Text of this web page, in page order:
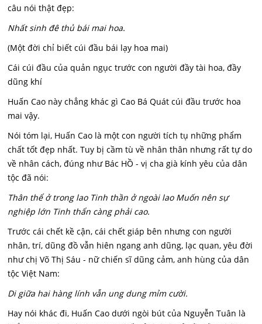
câu nói thật đẹp:
Nhất sinh đê thủ bái mai hoa.
(Một đời chỉ biết cúi đầu bái lạy hoa mai)
Cái cúi đầu của quản ngục trước con người đầy tài hoa, đầy
dũng khí
Huấn Cao này chẳng khác gì Cao Bá Quát cúi đầu trước hoa
mai vậy.
Nói tóm lại, Huấn Cao là một con người tích tụ những phẩm
chất tốt đẹp nhất. Tuy bị cầm tù về nhân thân nhưng rất tự do
về nhân cách, đúng như Bác HỒ - vị cha già kính yêu của dân
tộc đã nói:
Thân thể ở trong lao Tinh thần ở ngoài lao Muốn nên sự
nghiệp lớn Tinh thẩn càng phải cao.
Trước cái chết kề cận, cái chết giáp bên nhưng con người
nhân, trí, dũng đồ vẫn hiên ngang anh dũng, lạc quan, yêu đời
như chị Võ Thị Sáu - nữ chiến sĩ dũng cảm, anh hùng của dân
tộc Việt Nam:
Di giữa hai hàng lính vẫn ung dung mỉm cười.
Hay nói khác đi, Huấn Cao dưới ngòi bút của Nguyễn Tuân là